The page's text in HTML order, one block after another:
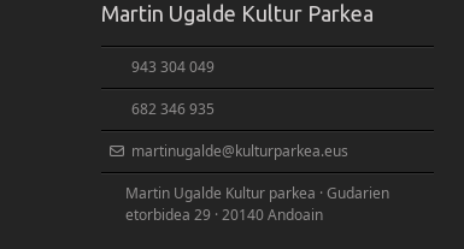
Martin Ugalde Kultur Parkea
943 304 049
682 346 935
martinugalde@kulturparkea.eus
Martin Ugalde Kultur parkea · Gudarien
etorbidea 29 · 20140 Andoain